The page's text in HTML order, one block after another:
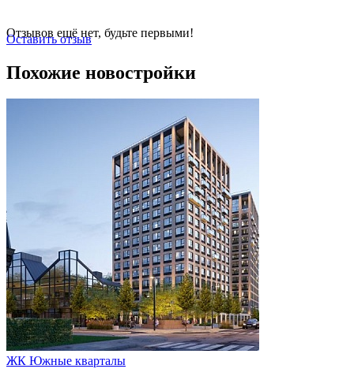
Отзывов ещё нет, будьте первыми!
Оставить отзыв
Похожие новостройки
ЖК Южные кварталы